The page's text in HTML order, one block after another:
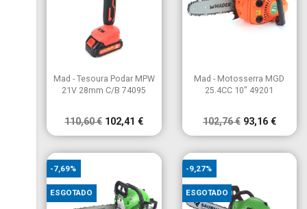
Vista rápida
Mad - Tesoura Podar MPW
21V 28mm C/B 74095
110,60 € 102,41 €
Vista rápida
Mad - Motosserra MGD
25.4CC 10" 49201
102,76 € 93,16 €
-7,69%
ESGOTADO
-9,27%
ESGOTADO